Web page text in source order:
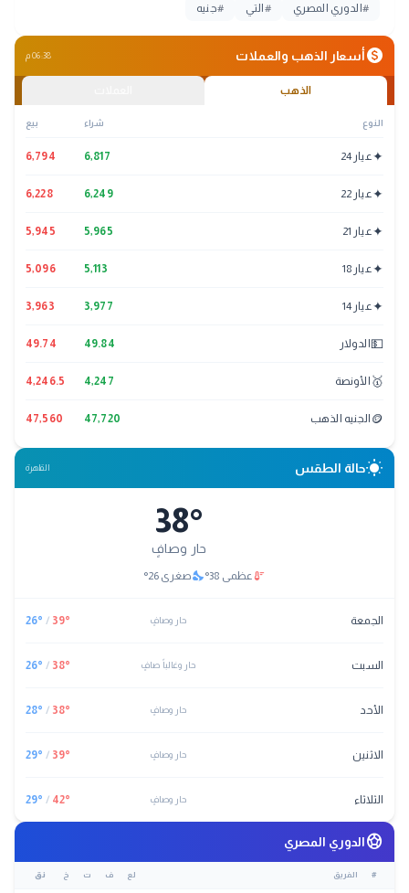
#الدوري المصري #التي #جنيه
monetization_onأسعار الذهب والعملات 06:38 م
الذهب
النوع شراء بيع
✦ عيار 24 6,817
6,794
✦ عيار 22 6,249
6,228
✦ عيار 21 5,965
5,945
✦ عيار 18 5,113
5,096
✦ عيار 14 3,977
3,963
💵الدولار 49.84
49.74
🥇 الأونصة 4,247
4,246.5
🪙 الجنيه الذهب 47,720
47,560
wb_sunnyحالة الطقس القاهرة
38°
حار وصافٍ
thermostat عظمى 38
°
nights_stayصغرى 26
°
الجمعة حار وصافٍ 39°
/
26°
السبت حار وغالباً صافٍ 38°
/
26°
الأحد حار وصافٍ 38°
/
28°
الاثنين حار وصافٍ 39°
/
29°
الثلاثاء حار وصافٍ 42°
/
29°
sports_soccerالدوري المصري
# الفريق لع ف ت خ نق